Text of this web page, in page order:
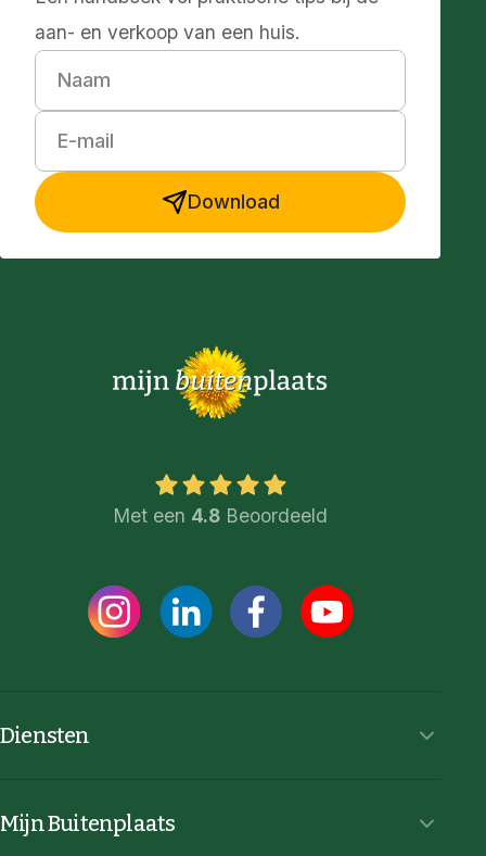
aan- en verkoop van een huis.
Naam
E-mail
Download
Met een 4.8 Beoordeeld
Diensten
Mijn Buitenplaats